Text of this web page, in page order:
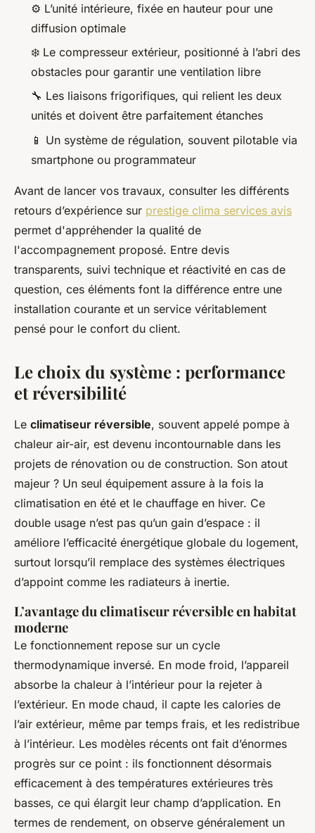
⚙️ L’unité intérieure, fixée en hauteur pour une
diffusion optimale
❄️ Le compresseur extérieur, positionné à l’abri des
obstacles pour garantir une ventilation libre
🔧 Les liaisons frigorifiques, qui relient les deux
unités et doivent être parfaitement étanches
📱 Un système de régulation, souvent pilotable via
smartphone ou programmateur
Avant de lancer vos travaux, consulter les différents
retours d’expérience sur prestige clima services avis
permet d'appréhender la qualité de
l'accompagnement proposé. Entre devis
transparents, suivi technique et réactivité en cas de
question, ces éléments font la différence entre une
installation courante et un service véritablement
pensé pour le confort du client.
Le choix du système : performance
et réversibilité
Le climatiseur réversible, souvent appelé pompe à
chaleur air-air, est devenu incontournable dans les
projets de rénovation ou de construction. Son atout
majeur ? Un seul équipement assure à la fois la
climatisation en été et le chauffage en hiver. Ce
double usage n’est pas qu’un gain d’espace : il
améliore l’efficacité énergétique globale du logement,
surtout lorsqu’il remplace des systèmes électriques
d’appoint comme les radiateurs à inertie.
L’avantage du climatiseur réversible en habitat
moderne
Le fonctionnement repose sur un cycle
thermodynamique inversé. En mode froid, l’appareil
absorbe la chaleur à l’intérieur pour la rejeter à
l’extérieur. En mode chaud, il capte les calories de
l’air extérieur, même par temps frais, et les redistribue
à l’intérieur. Les modèles récents ont fait d’énormes
progrès sur ce point : ils fonctionnent désormais
efficacement à des températures extérieures très
basses, ce qui élargit leur champ d’application. En
termes de rendement, on observe généralement un